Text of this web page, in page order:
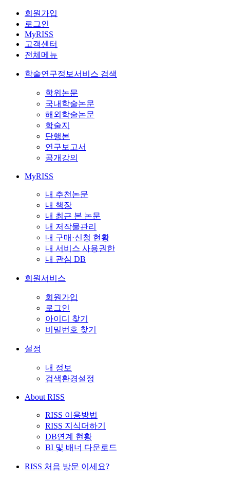
회원가입
로그인
MyRISS
고객센터
전체메뉴
학술연구정보서비스 검색
학위논문
국내학술논문
해외학술논문
학술지
단행본
연구보고서
공개강의
MyRISS
내 추천논문
내 책장
내 최근 본 논문
내 저작물관리
내 구매·신청 현황
내 서비스 사용권한
내 관심 DB
회원서비스
회원가입
로그인
아이디 찾기
비밀번호 찾기
설정
내 정보
검색환경설정
About RISS
RISS 이용방법
RISS 지식더하기
DB연계 현황
BI 및 배너 다운로드
RISS 처음 방문 이세요?